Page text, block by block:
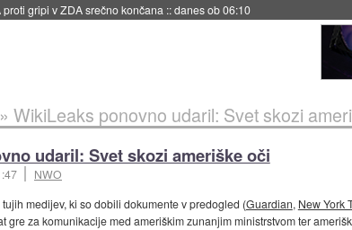
reklame::danes ob 06:09
WikiLeaks ponovno udaril: Svet skozi
udaril: Svet skozi ameriške oči
NWO
medijev, ki so dobili dokumente v predogled (Guardian, New York
gre za komunikacije med ameriškim zunanjim ministrstvom ter